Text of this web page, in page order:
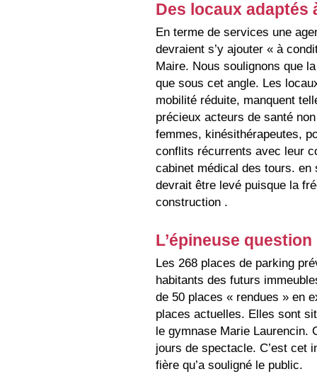
Des locaux adaptés
En terme de services une
devraient s’y ajouter « à
Maire. Nous soulignons que
que sous cet angle. Les
mobilité réduite, manquent
précieux acteurs de santé
femmes, kinésithérapeutes,
conflits récurrents avec leur
cabinet médical des tours.
devrait être levé puisque la
construction .
L’épineuse
Les 268 places de parking
habitants des futurs
de 50 places « rendues » en
places actuelles. Elles sont
le gymnase Marie Laurencin.
jours de spectacle. C’est cet
fière qu’a souligné le public.